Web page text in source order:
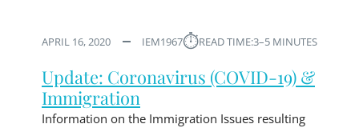
APRIL 16, 2020 IEM1967⏱︎READ TIME:3–5 MINUTES
Update: Coronavirus (COVID-19) &
Immigration
Information on the Immigration Issues resulting